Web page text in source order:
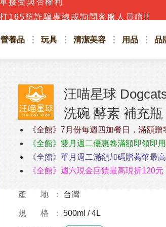
營養品 玩具 清潔美容 用品 品
汪喵星球
洗碗 酵素 補充瓶
《全館》7月份每週四加餐日，滿額贈
《全館》雙月週二優惠卷滿額即領即用
《全館》單月週二滿額加碼贈蕎幣最
《全館》週六現金回饋最高現折120元
產 地 台灣
規 格 500ml / 4L